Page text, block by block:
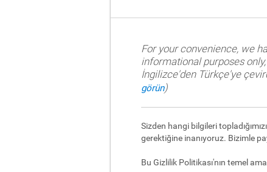
For your convenience, we
informational purposes
İngilizce'den Türkçe'ye
görün)
Sizden hangi bilgileri
gerektiğine inanıyoruz. Bizimle
Bu Gizlilik Politikası'nın temel